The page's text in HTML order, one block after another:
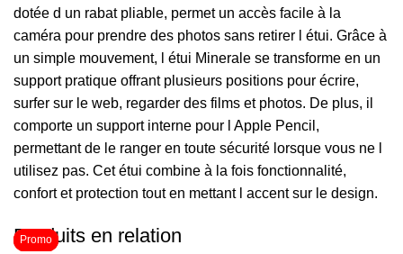
dotée d un rabat pliable, permet un accès facile à la
caméra pour prendre des photos sans retirer l étui. Grâce à
un simple mouvement, l étui Minerale se transforme en un
support pratique offrant plusieurs positions pour écrire,
surfer sur le web, regarder des films et photos. De plus, il
comporte un support interne pour l Apple Pencil,
permettant de le ranger en toute sécurité lorsque vous ne l
utilisez pas. Cet étui combine à la fois fonctionnalité,
confort et protection tout en mettant l accent sur le design.
Produits en relation
Promo
Promo
Promo